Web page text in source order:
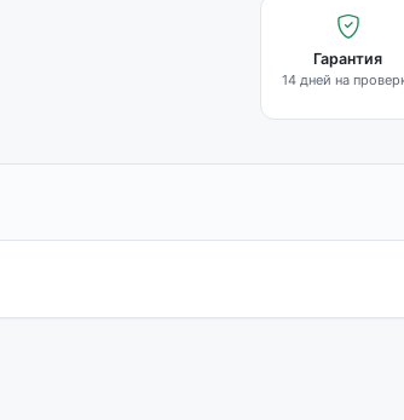
Гарантия
14 дней на